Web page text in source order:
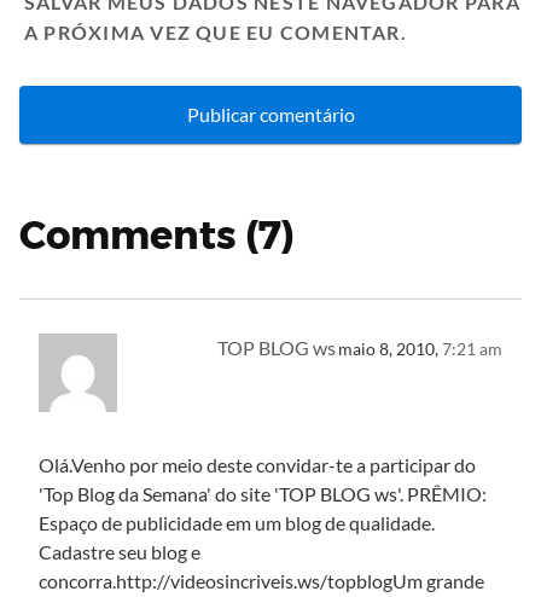
A PRÓXIMA VEZ QUE EU COMENTAR.
Comments (7)
TOP BLOG wsmaio 8, 2010,7:21 am
Olá.Venho por meio deste convidar-te a participar do
'Top Blog da Semana' do site 'TOP BLOG ws'. PRÊMIO:
Espaço de publicidade em um blog de qualidade.
Cadastre seu blog e
concorra.http://videosincriveis.ws/topblogUm grande